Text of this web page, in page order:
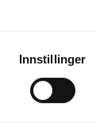
Innstillinger